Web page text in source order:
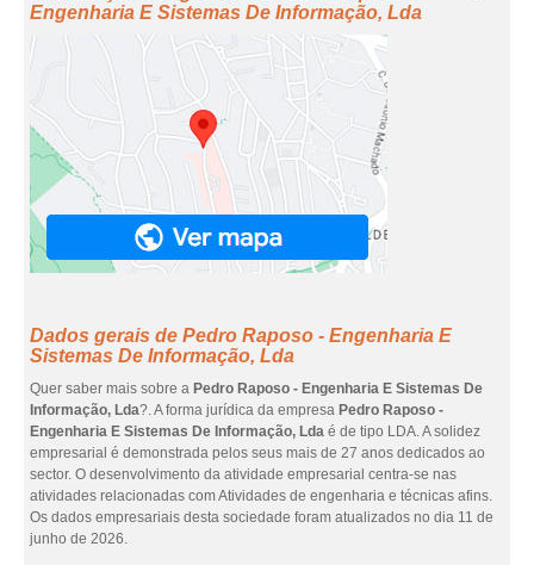
Engenharia E Sistemas De Informação, Lda
Dados gerais de Pedro Raposo - Engenharia E
Sistemas De Informação, Lda
Quer saber mais sobre a Pedro Raposo - Engenharia E Sistemas De
Informação, Lda?. A forma jurídica da empresa Pedro Raposo -
Engenharia E Sistemas De Informação, Lda é de tipo LDA. A solidez
empresarial é demonstrada pelos seus mais de 27 anos dedicados ao
sector. O desenvolvimento da atividade empresarial centra-se nas
atividades relacionadas com Atividades de engenharia e técnicas afins.
Os dados empresariais desta sociedade foram atualizados no dia 11 de
junho de 2026.